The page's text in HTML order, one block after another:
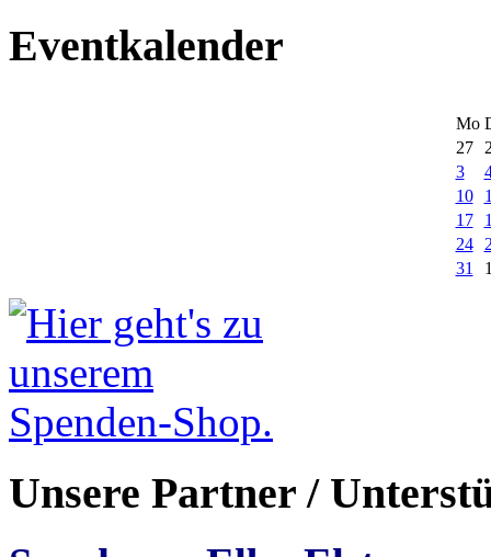
Eventkalender
Mo
27
3
10
17
24
31
Unsere Partner /